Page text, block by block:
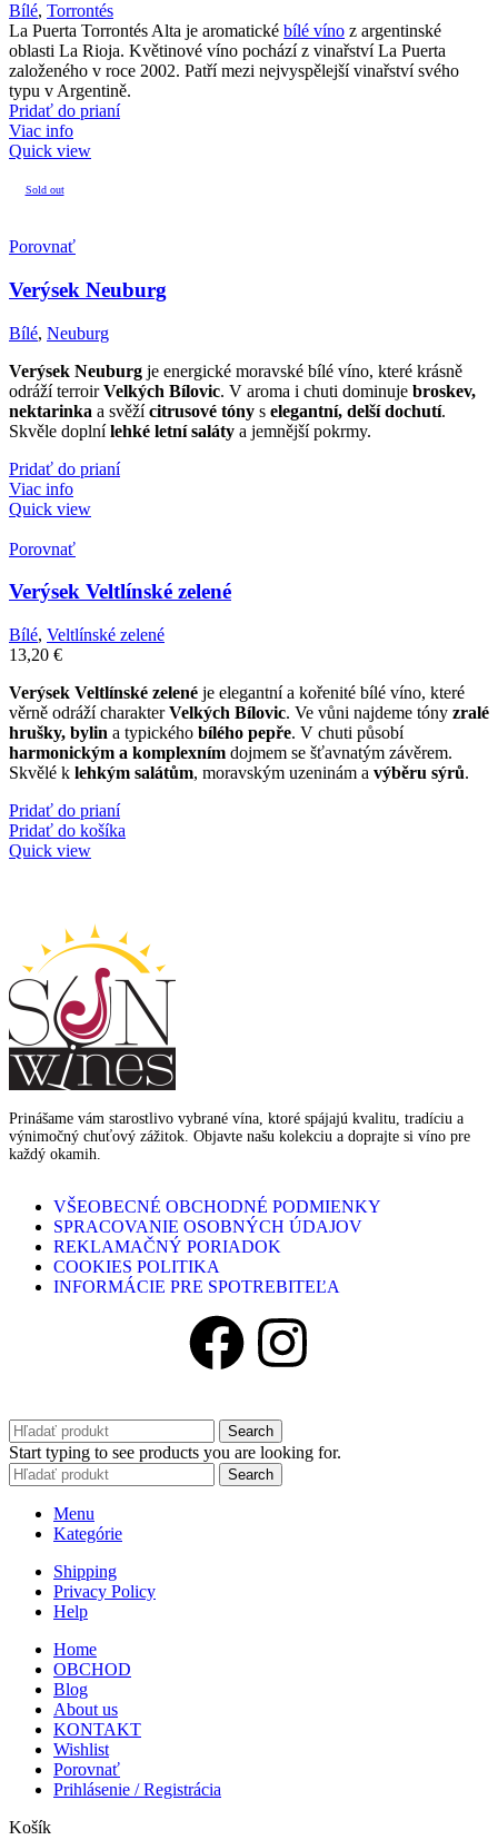
Bílé, Torrontés
La Puerta Torrontés Alta je aromatické bílé víno z argentinské
oblasti La Rioja. Květinové víno pochází z vinařství La Puerta
založeného v roce 2002. Patří mezi nejvyspělejší vinařství svého
typu v Argentině.
Pridať do prianí
Viac info
Quick view
Sold out
Porovnať
Verýsek Neuburg
Bílé, Neuburg
Verýsek Neuburg je energické moravské bílé víno, které krásně
odráží terroirVelkých Bílovic. V aroma i chuti dominuje broskev,
nektarinka a svěžícitrusové tóny s elegantní, delší dochutí.
Skvěle doplnílehké letní saláty a jemnější pokrmy.
Pridať do prianí
Viac info
Quick view
Porovnať
Verýsek Veltlínské zelené
Bílé, Veltlínské zelené
13,20 €
Verýsek Veltlínské zelené je elegantní a kořenité bílé víno, které
věrně odráží charakterVelkých Bílovic. Ve vůni najdeme tóny zralé
hrušky, bylin a typického bílého pepře. V chuti působí
harmonickým a komplexním dojmem se šťavnatým závěrem.
Skvělé k lehkým salátům, moravským uzeninám a výběru sýrů.
Pridať do prianí
Pridať do košíka
Quick view
Prinášame vám starostlivo vybrané vína, ktoré spájajú kvalitu, tradíciu a
výnimočný chuťový zážitok. Objavte našu kolekciu a doprajte si víno pre
každý okamih.
VŠEOBECNÉ OBCHODNÉ PODMIENKY
SPRACOVANIE OSOBNÝCH ÚDAJOV
REKLAMAČNÝ PORIADOK
COOKIES POLITIKA
INFORMÁCIE PRE SPOTREBITEĽA
Search
Start typing to see products you are looking for.
Search
Menu
Kategórie
Shipping
Privacy Policy
Help
Home
OBCHOD
Blog
About us
KONTAKT
Wishlist
Porovnať
Prihlásenie / Registrácia
Košík